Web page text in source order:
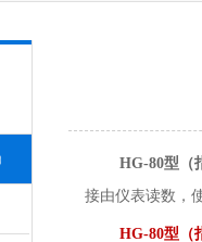
HG-80型（
接由仪表读数，
HG-80型（